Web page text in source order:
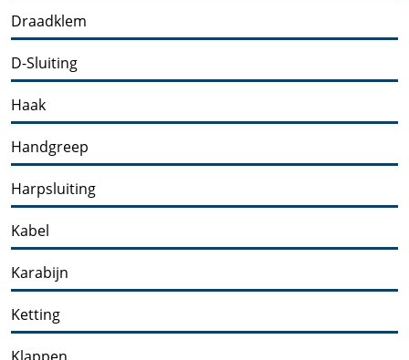
Draadklem
D-Sluiting
Haak
Handgreep
Harpsluiting
Kabel
Karabijn
Ketting